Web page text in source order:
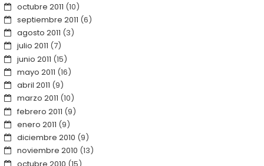
octubre 2011 (10)
septiembre 2011 (6)
agosto 2011 (3)
julio 2011 (7)
junio 2011 (15)
mayo 2011 (16)
abril 2011 (9)
marzo 2011 (10)
febrero 2011 (9)
enero 2011 (9)
diciembre 2010 (9)
noviembre 2010 (13)
octubre 2010 (15)